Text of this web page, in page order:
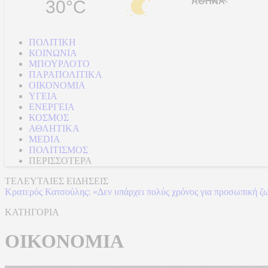
30°C
ΠΟΛΙΤΙΚΗ
ΚΟΙΝΩΝΙΑ
ΜΠΟΥΡΛΟΤΟ
ΠΑΡΑΠΟΛΙΤΙΚΑ
ΟΙΚΟΝΟΜΙΑ
ΥΓΕΙΑ
ΕΝΕΡΓΕΙΑ
ΚΟΣΜΟΣ
ΑΘΛΗΤΙΚΑ
MEDIA
ΠΟΛΙΤΙΣΜΟΣ
ΠΕΡΙΣΣΟΤΕΡΑ
ΤΕΛΕΥΤΑΙΕΣ ΕΙΔΗΣΕΙΣ
Κρατερός Κατσούλης: «Δεν υπάρχει πολύς χρόνος για προσωπική
ΚΑΤΗΓΟΡΙΑ
ΟΙΚΟΝΟΜΙΑ